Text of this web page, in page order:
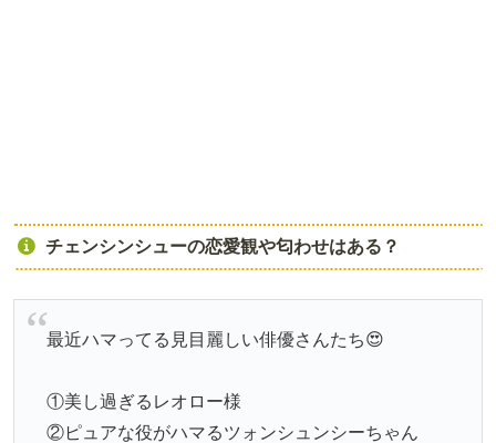
チェンシンシューの恋愛観や匂わせはある？
最近ハマってる見目麗しい俳優さんたち😍
①美し過ぎるレオロー様
②ピュアな役がハマるツォンシュンシーちゃん